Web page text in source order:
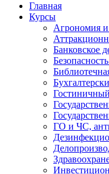
Главная
Курсы
Агрономия и
Банковское
ГО и ЧС,